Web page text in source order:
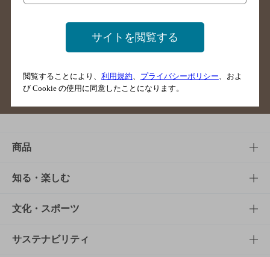
掲載店舗様ログイン
サイトマップ ご意見・ご感想
商品
商品TOP
商品一覧
商品発売情報
知る・楽しむ
知る・楽しむTOP
キャンペーン
文化・スポーツ
文化・スポーツTOP
サステナビリティ
サイトを閲覧する
閲覧することにより、 利用規約、 プライバシーポリシー、およ
び Cookie の使用に同意したことになります。